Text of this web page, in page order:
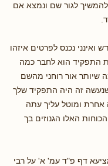
לגור שם ונמצא אם
ואינני נכנס לפרטים איזהו
התפקיד הוא לחבר כמה
שיותר אור רוחני מהשם
שנעשה זה היה התפקיד שלך
אחרת ומוטל עליך עתה
האלו הגנוזים בך
דף פ"ד עמ' א' על רבי